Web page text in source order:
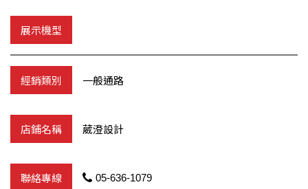
一般通路
葳澄設計
05-636-1079